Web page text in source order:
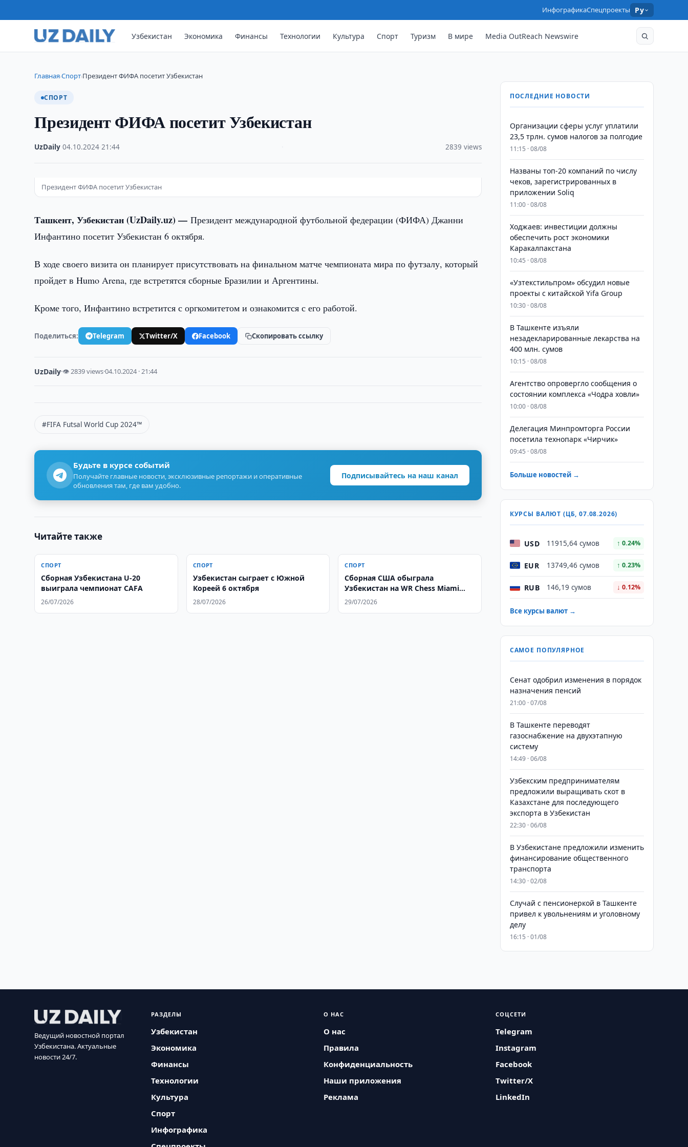
ИнфографикаСпецпроекты Ру
Узбекистан Экономика Финансы Технологии Культура Спорт Туризм В мире Media OutReach Newswire
Главная›Спорт›Президент ФИФА посетит Узбекистан
СПОРТ
Президент ФИФА посетит Узбекистан
UzDaily ·04.10.2024 ·21:44 2839 views
Президент ФИФА посетит Узбекистан
Ташкент, Узбекистан (UzDaily.uz) —Президент международной футбольной федерации (ФИФА) Джанни
Инфантино посетит Узбекистан 6 октября.
В ходе своего визита он планирует присутствовать на финальном матче чемпионата мира по футзалу, который
пройдет в Humo Arena, где встретятся сборные Бразилии и Аргентины.
Кроме того, Инфантино встретится с оргкомитетом и ознакомится с его работой.
Поделиться: Telegram Twitter/X Facebook Скопировать ссылку
UzDaily·👁 2839 views·04.10.2024 · 21:44
#FIFA Futsal World Cup 2024™
Будьте в курсе событий
Получайте главные новости, эксклюзивные репортажи и оперативные
обновления там, где вам удобно.
Подписывайтесь на наш канал
Читайте также
СПОРТ
Сборная Узбекистана U-20
выиграла чемпионат CAFA
26/07/2026
СПОРТ
Узбекистан сыграет с Южной
Кореей 6 октября
28/07/2026
СПОРТ
Сборная США обыграла
Узбекистан на WR Chess Miami
2026
29/07/2026
ПОСЛЕДНИЕ НОВОСТИ
Организации сферы услуг уплатили
23,5 трлн. сумов налогов за полгодие
11:15 · 08/08
Названы топ-20 компаний по числу
чеков, зарегистрированных в
приложении Soliq
11:00 · 08/08
Ходжаев: инвестиции должны
обеспечить рост экономики
Каракалпакстана
10:45 · 08/08
«Узтекстильпром» обсудил новые
проекты с китайской Yifa Group
10:30 · 08/08
​​​​​​​В Ташкенте изъяли
незадекларированные лекарства на
400 млн. сумов
10:15 · 08/08
Агентство опровергло сообщения о
состоянии комплекса «Чодра ховли»
10:00 · 08/08
Делегация Минпромторга России
посетила технопарк «Чирчик»
09:45 · 08/08
Больше новостей →
КУРСЫ ВАЛЮТ (ЦБ, 07.08.2026)
USD 11915,64 сумов ↑ 0.24%
EUR 13749,46 сумов ↑ 0.23%
RUB 146,19 сумов ↓ 0.12%
Все курсы валют →
САМОЕ ПОПУЛЯРНОЕ
Сенат одобрил изменения в порядок
назначения пенсий
21:00 · 07/08
В Ташкенте переводят
газоснабжение на двухэтапную
систему
14:49 · 06/08
Узбекским предпринимателям
предложили выращивать скот в
Казахстане для последующего
экспорта в Узбекистан
22:30 · 06/08
В Узбекистане предложили изменить
финансирование общественного
транспорта
14:30 · 02/08
Случай с пенсионеркой в Ташкенте
привел к увольнениям и уголовному
делу
16:15 · 01/08
Ведущий новостной портал
Узбекистана. Актуальные
новости 24/7.
РАЗДЕЛЫ
Узбекистан
Экономика
Финансы
Технологии
Культура
Спорт
Инфографика
О НАС
О нас
Правила
Конфиденциальность
Наши приложения
Реклама
СОЦСЕТИ
Telegram
Instagram
Facebook
Twitter/X
LinkedIn